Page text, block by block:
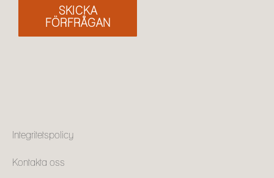
Integritetspolicy
Kontakta oss